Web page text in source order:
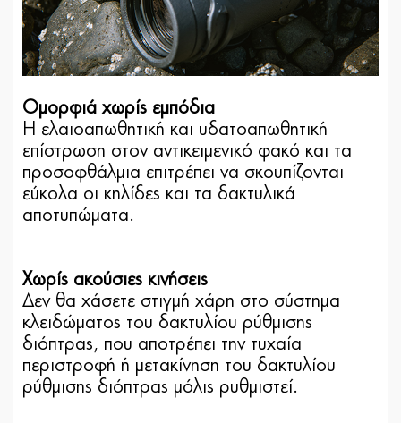
Ομορφιά χωρίς εμπόδια
Η ελαιοαπωθητική και υδατοαπωθητική
επίστρωση στον αντικειμενικό φακό και τα
προσοφθάλμια επιτρέπει να σκουπίζονται
εύκολα οι κηλίδες και τα δακτυλικά
αποτυπώματα.
Χωρίς ακούσιες κινήσεις
Δεν θα χάσετε στιγμή χάρη στο σύστημα
κλειδώματος του δακτυλίου ρύθμισης
διόπτρας, που αποτρέπει την τυχαία
περιστροφή ή μετακίνηση του δακτυλίου
ρύθμισης διόπτρας μόλις ρυθμιστεί.